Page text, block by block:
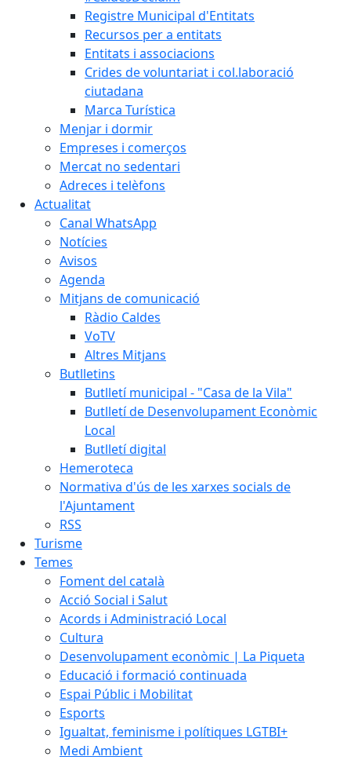
Registre Municipal d'Entitats
Recursos per a entitats
Entitats i associacions
Crides de voluntariat i col.laboració
ciutadana
Marca Turística
Menjar i dormir
Empreses i comerços
Mercat no sedentari
Adreces i telèfons
Actualitat
Canal WhatsApp
Notícies
Avisos
Agenda
Mitjans de comunicació
Ràdio Caldes
VoTV
Altres Mitjans
Butlletins
Butlletí municipal - "Casa de la Vila"
Butlletí de Desenvolupament Econòmic
Local
Butlletí digital
Hemeroteca
Normativa d'ús de les xarxes socials de
l'Ajuntament
RSS
Turisme
Temes
Foment del català
Acció Social i Salut
Acords i Administració Local
Cultura
Desenvolupament econòmic | La Piqueta
Educació i formació continuada
Espai Públic i Mobilitat
Esports
Igualtat, feminisme i polítiques LGTBI+
Medi Ambient